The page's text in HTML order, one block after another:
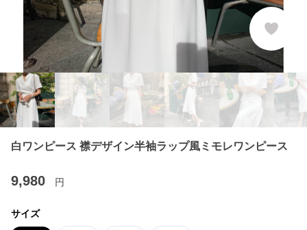
白ワンピース 襟デザイン半袖ラップ風ミモレワンピース
9,980 円
サイズ